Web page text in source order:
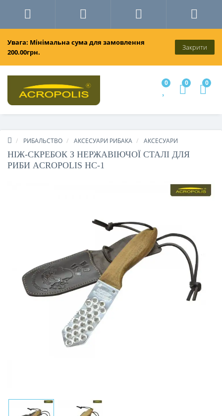
Увага: Мінімальна сума для замовлення
200.00грн.
Закрити
0 0 0
РИБАЛЬСТВО АКСЕСУАРИ РИБАКА АКСЕСУАРИ
НІЖ-СКРЕБОК З НЕРЖАВІЮЧОЇ СТАЛІ ДЛЯ
РИБИ ACROPOLIS НС-1